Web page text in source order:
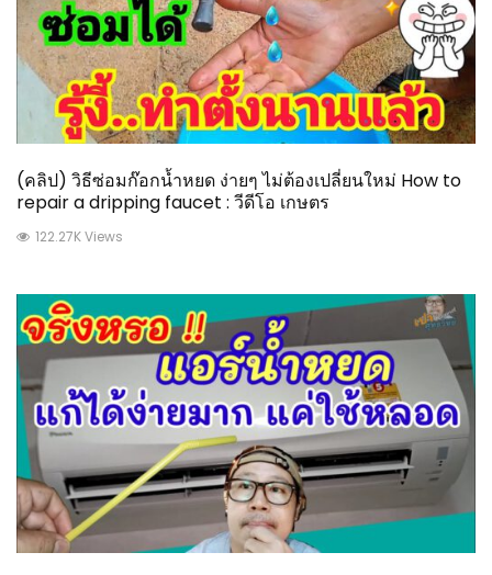
(คลิป) วิธีซ่อมก๊อกน้ำหยด ง่ายๆ ไม่ต้องเปลี่ยนใหม่ How to
repair a dripping faucet : วีดีโอ เกษตร
122.27K Views